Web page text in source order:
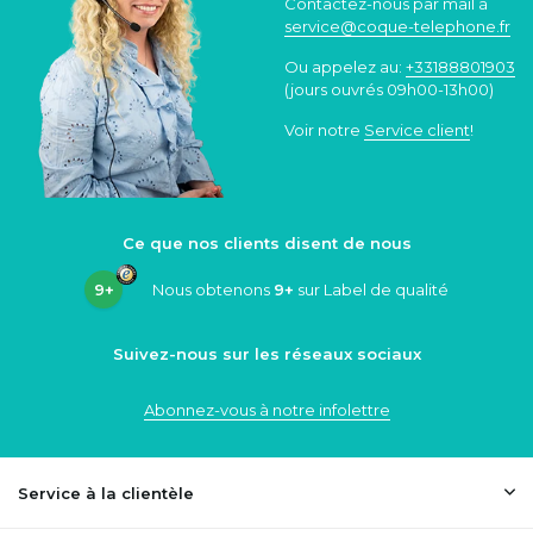
Contactez-nous par mail à
service@coque-telephone.fr
Ou appelez au: +33188801903
(jours ouvrés 09h00-13h00)
Voir notre Service client!
Ce que nos clients disent de nous
9+ Nous obtenons 9+ sur Label de qualité
Suivez-nous sur les réseaux sociaux
Abonnez-vous à notre infolettre
Service à la clientèle